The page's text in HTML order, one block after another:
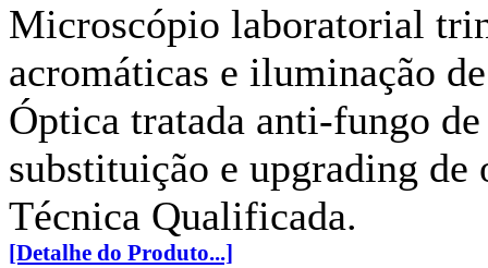
Microscópio laboratorial
acromáticas e iluminação
Óptica tratada anti-fungo
substituição e upgrading
Técnica Qualificada.
[Detalhe do Produto...]